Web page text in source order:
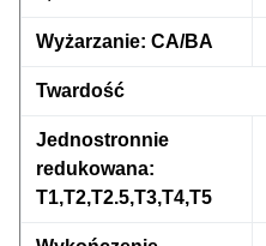
Wyżarzanie: CA/BA
Twardość
Jednostronnie
redukowana:
T1,T2,T2.5,T3,T4,T5